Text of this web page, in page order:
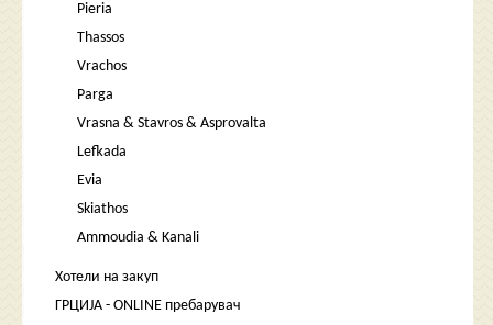
Pieria
Thassos
Vrachos
Parga
Vrasna & Stavros & Asprovalta
Lefkada
Evia
Skiathos
Ammoudia & Kanali
Хотели на закуп
ГРЦИЈА - ONLINE пребарувач